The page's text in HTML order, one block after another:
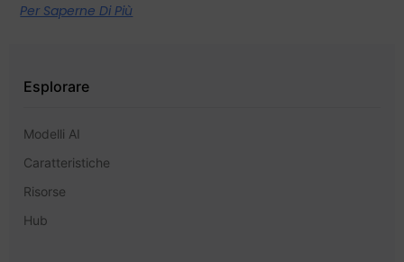
Per Saperne Di Più
Esplorare
Modelli AI
Caratteristiche
Risorse
Hub